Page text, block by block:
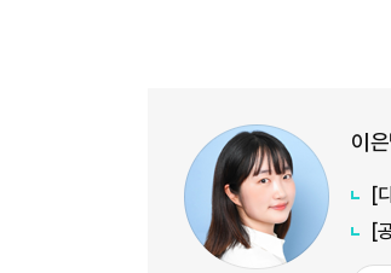
이
[
[